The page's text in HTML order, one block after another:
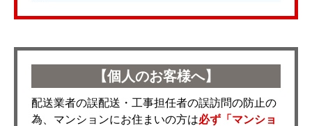
【個人のお客様へ】
配送業者の誤配送・工事担任者の誤訪問の防止の
為、マンションにお住まいの方は必ず「マンショ